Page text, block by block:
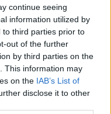
continue seeing
information utilized by
to third parties prior to
out of the further
by third parties on the
This information may
on the IAB’s List of
disclose it to other